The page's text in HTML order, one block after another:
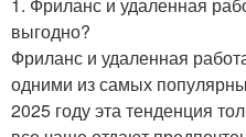
выгодно?
Фриланс и удаленная
одними из самых
2025 году эта тенденция